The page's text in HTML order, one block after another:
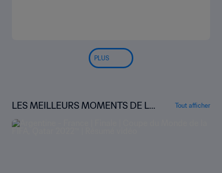
PLUS
LES MEILLEURS MOMENTS DE LA
COUPE DU MONDE
Tout afficher